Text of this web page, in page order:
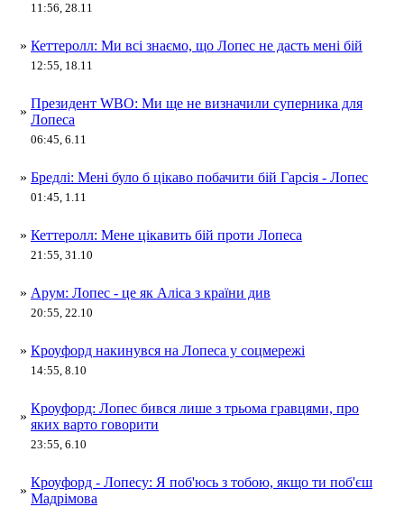
11:56, 28.11
» Кеттеролл: Ми всі знаємо, що Лопес не дасть мені бій
12:55, 18.11
»
Президент WBO: Ми ще не визначили суперника для
Лопеса
06:45, 6.11
» Бредлі: Мені було б цікаво побачити бій Гарсія - Лопес
01:45, 1.11
» Кеттеролл: Мене цікавить бій проти Лопеса
21:55, 31.10
» Арум: Лопес - це як Аліса з країни див
20:55, 22.10
» Кроуфорд накинувся на Лопеса у соцмережі
14:55, 8.10
»
Кроуфорд: Лопес бився лише з трьома гравцями, про
яких варто говорити
23:55, 6.10
»
Кроуфорд - Лопесу: Я поб'юсь з тобою, якщо ти поб'єш
Мадрімова